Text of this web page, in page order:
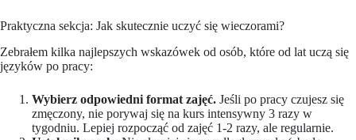
Praktyczna sekcja: Jak skutecznie uczyć się wieczorami?
Zebrałem kilka najlepszych wskazówek od osób, które od lat uczą się
języków po pracy:
Wybierz odpowiedni format zajęć. Jeśli po pracy czujesz się
zmęczony, nie porywaj się na kurs intensywny 3 razy w
tygodniu. Lepiej rozpocząć od zajęć 1-2 razy, ale regularnie.